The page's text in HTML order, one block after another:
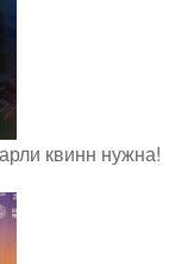
квинн нужна!